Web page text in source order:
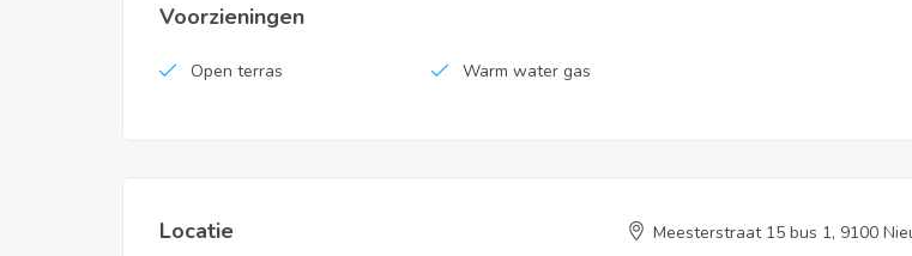
Voorzieningen
Open terras Warm water gas
Locatie Meesterstraat 15 bus 1, 9100